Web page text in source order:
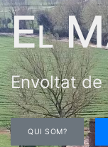
El
Envoltat de
QUI SOM?